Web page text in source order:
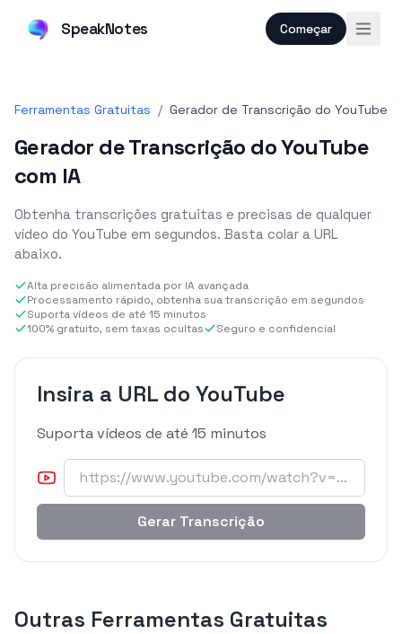
SpeakNotes Começar
Ferramentas Gratuitas / Gerador de Transcrição do YouTube
Gerador de Transcrição do YouTube
com IA
Obtenha transcrições gratuitas e precisas de qualquer
vídeo do YouTube em segundos. Basta colar a URL
abaixo.
Alta precisão alimentada por IA avançada
Processamento rápido, obtenha sua transcrição em segundos
Suporta vídeos de até 15 minutos
100% gratuito, sem taxas ocultas
Seguro e confidencial
Insira a URL do YouTube
Suporta vídeos de até 15 minutos
Gerar Transcrição
Outras Ferramentas Gratuitas